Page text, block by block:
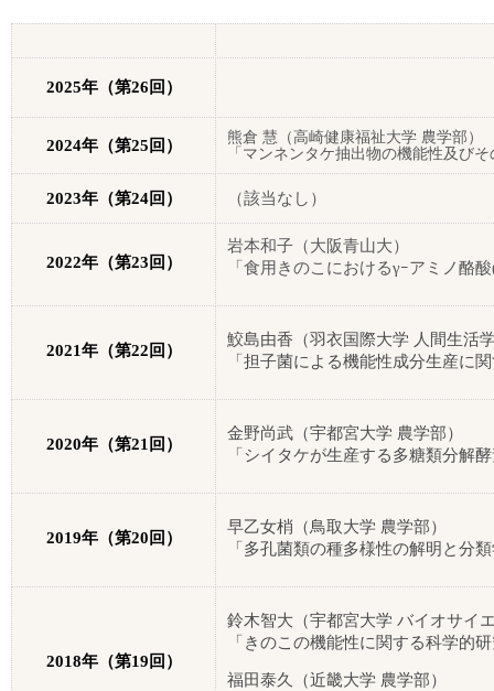
編集委員
学会賞等
学会賞
技術賞
技術奨励賞
普及振興賞
大会発表への表彰
名誉会員
日本きのこ学会誌
2025年（第26 回）
2024年（第25 回） 熊倉 慧（高崎健康福祉大学 農学部）
「マンネンタケ抽出物の機能性及び
2023年（第24回） （該当なし）
2022年（第23 回）
岩本和子（大阪青山大）
「食用きのこにおけるγｰアミノ酪酸
2021年（第22 回）
鮫島由香（羽衣国際大学 人間生活
「担子菌による機能性成分生産に
2020年（第21 回）
金野尚武（宇都宮大学 農学部）
「シイタケが生産する多糖類分解
2019年（第20 回）
早乙女梢（鳥取大学 農学部）
「多孔菌類の種多様性の解明と分
2018年（第19 回）
鈴木智大（宇都宮大学 バイオサイ
「きのこの機能性に関する科学的
福田泰久（近畿大学 農学部）